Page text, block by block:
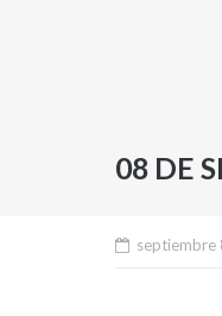
08 DE
septiembre